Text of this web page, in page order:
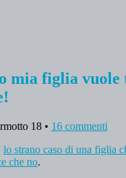
mia figlia vuole
18 • 16 commenti
lo strano caso di una figlia
che no.